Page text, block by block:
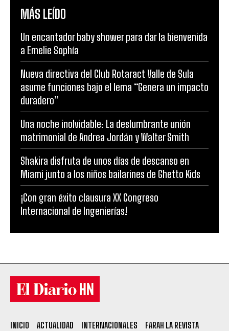
MÁS LEÍDO
Un encantador baby shower para dar la bienvenida
a Emelie Sophía
Nueva directiva del Club Rotaract Valle de Sula
asume funciones bajo el lema “Genera un impacto
duradero”
Una noche inolvidable: La deslumbrante unión
matrimonial de Andrea Jordán y Walter Smith
Shakira disfruta de unos días de descanso en
Miami junto a los niños bailarines de Ghetto Kids
¡Con gran éxito clausura XX Congreso
Internacional de Ingenierías!
INICIO ACTUALIDAD INTERNACIONALES
FARAH LA REVISTA